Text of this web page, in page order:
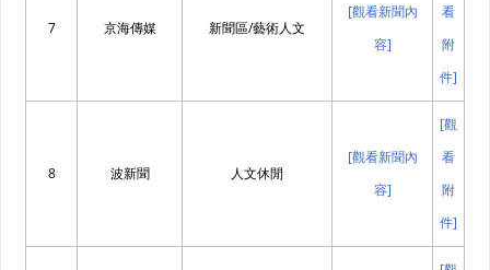
7 京海傳媒 新聞區/藝術人文
[觀看新聞內
容]
看
附
件]
8 波新聞 人文休閒
[觀看新聞內
容]
[觀
看
附
件]